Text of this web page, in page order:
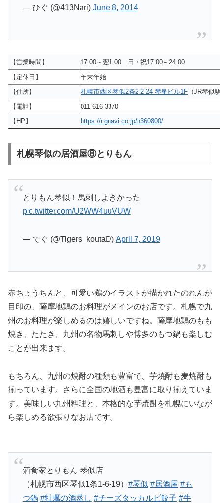
— ひぐ (@413Nari) June 8, 2014
【営業時間】
17:00～翌1:00 日・祝17:00～24:00
【定休日】
年末年始
【住所】
札幌市西区琴似2条2-2-24 琴星ビル1F （JR琴似
【電話】
011-616-3370
【HP】
https://r.gnavi.co.jp/h360800/
札幌琴似の居酒屋⑧とりもん
とりもん琴似！馬刺しよきかった
pic.twitter.com/U2WW4uuVUW
— でぐ (@Tigers_koutaD) April 7, 2019
赤ちょうちんと、可愛い鶏のイラストが描かれたのれんが
目印の、薩摩地鶏のお料理がメインのお店です。札幌で九
州のお料理が楽しめるのは嬉しいですね。薩摩地鶏のもも
焼き、たたき、九州の名物馬刺しや博多のもつ鍋も楽しむ
ことが出来ます。
もちろん、九州の焼酎の種類も豊富で、芋焼酎も麦焼酎も
揃っています。さらに全国の地酒も豊富に取り揃えていま
す。美味しい九州料理と、本格的な芋焼酎を札幌にいなが
ら楽しめる欲張りなお店です。
酒食家とりもん 琴似店
（札幌市西区琴似1条1-6-19） #琴似 #居酒屋 #も
つ鍋 #牡蠣の酒蒸し #チーズタッカルビ餃子 #牛